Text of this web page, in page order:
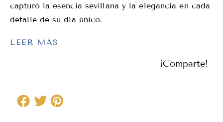
capturó la esencia sevillana y la elegancia en cada
detalle de su día único.
LEER MÁS
¡Comparte!